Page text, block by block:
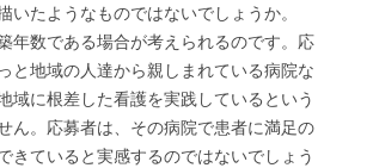
たようなものではないでしょうか。
年数である場合が考えられるのです。応
と地域の人達から親しまれている病院な
域に根差した看護を実践しているという
ん。応募者は、その病院で患者に満足の
きていると実感するのではないでしょう